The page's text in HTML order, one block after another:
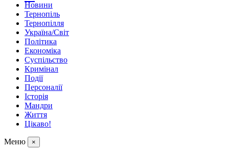
Новини
Тернопіль
Тернопілля
Україна/Світ
Політика
Економіка
Суспільство
Кримінал
Події
Персоналії
Історія
Мандри
Життя
Цікаво!
Меню ×